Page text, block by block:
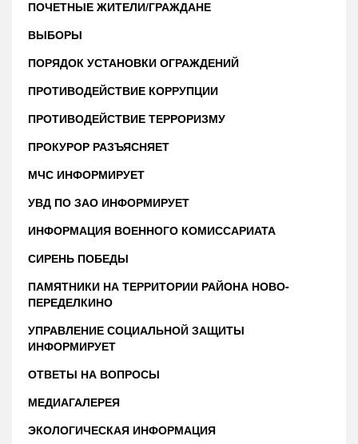
ПОЧЕТНЫЕ ЖИТЕЛИ/ГРАЖДАНЕ
ВЫБОРЫ
ПОРЯДОК УСТАНОВКИ ОГРАЖДЕНИЙ
ПРОТИВОДЕЙСТВИЕ КОРРУПЦИИ
ПРОТИВОДЕЙСТВИЕ ТЕРРОРИЗМУ
ПРОКУРОР РАЗЪЯСНЯЕТ
МЧС ИНФОРМИРУЕТ
УВД ПО ЗАО ИНФОРМИРУЕТ
ИНФОРМАЦИЯ ВОЕННОГО КОМИССАРИАТА
СИРЕНЬ ПОБЕДЫ
ПАМЯТНИКИ НА ТЕРРИТОРИИ РАЙОНА НОВО-
ПЕРЕДЕЛКИНО
УПРАВЛЕНИЕ СОЦИАЛЬНОЙ ЗАЩИТЫ
ИНФОРМИРУЕТ
ОТВЕТЫ НА ВОПРОСЫ
МЕДИАГАЛЕРЕЯ
ЭКОЛОГИЧЕСКАЯ ИНФОРМАЦИЯ